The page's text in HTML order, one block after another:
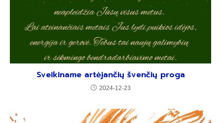
Sveikiname artėjančių švenčių proga
2024-12-23